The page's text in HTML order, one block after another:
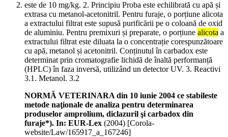
este de 10 mg/kg. 2. Principiu Proba este echilibrată cu apă și
extrasa cu metanol-acetonitril. Pentru furaje, o porțiune alicota
a extractului filtrat este supusă purificării pe o coloană de oxid
de aluminiu. Pentru premixuri și preparate, o porțiune alicota a
extractului filtrat este diluata la o concentrație corespunzătoare
cu apă, metanol și acetonitril. Conținutul în carbadox este
determinat prin cromatografie lichidă de înaltă performanță
(HPLC) în faza inversă, utilizând un detector UV. 3. Reactivi
3.1. Metanol. 3.2
NORMĂ VETERINARA din 10 iunie 2004 ce stabileste
metode naţionale de analiza pentru determinarea
produselor amprolium, diclazuril şi carbadox din
furaje*). In: EUR-Lex (2004) [Corola-
website/Law/165917_a_167246]